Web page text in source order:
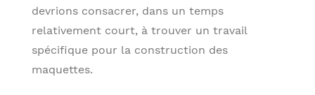
devrions consacrer, dans un temps
relativement court, à trouver un travail
spécifique pour la construction des
maquettes.